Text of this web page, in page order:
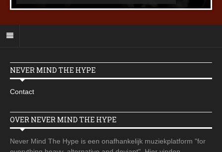
NEVER MIND THE HYPE
Contact
OVER NEVER MIND THE HYPE
Never Mind The Hype is een onafhankelijk muziekplatform "for